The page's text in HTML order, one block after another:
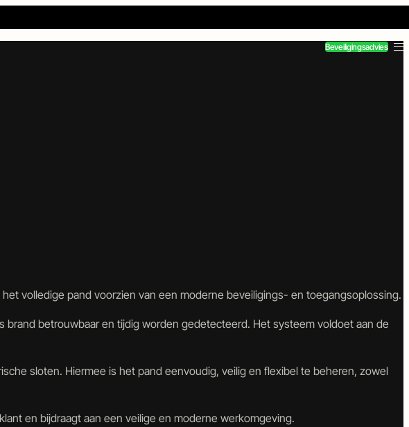
Beveiligingsadvies
volledige pand voorzien van een moderne beveiligings- en toegangsoplossing.
betrouwbaar en tijdig worden gedetecteerd. Het systeem voldoet aan de
sloten. Hiermee is het pand eenvoudig, veilig en flexibel te beheren, zowel
en bijdraagt aan een veilige en moderne werkomgeving.